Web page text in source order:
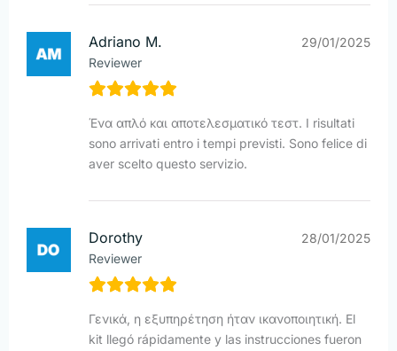
Adriano M.
Reviewer
29/01/2025
Ένα απλό και αποτελεσματικό τεστ. I risultati
sono arrivati entro i tempi previsti. Sono felice di
aver scelto questo servizio.
Dorothy
Reviewer
28/01/2025
Γενικά, η εξυπηρέτηση ήταν ικανοποιητική. El
kit llegó rápidamente y las instrucciones fueron